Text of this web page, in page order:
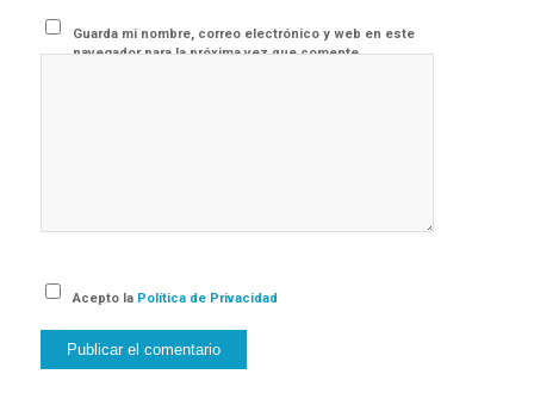
Guarda mi nombre, correo electrónico y web en este
navegador para la próxima vez que comente.
Acepto la Política de Privacidad